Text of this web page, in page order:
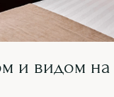
и видом на